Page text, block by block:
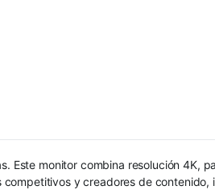
monitor combina resolución 4K,
y creadores de